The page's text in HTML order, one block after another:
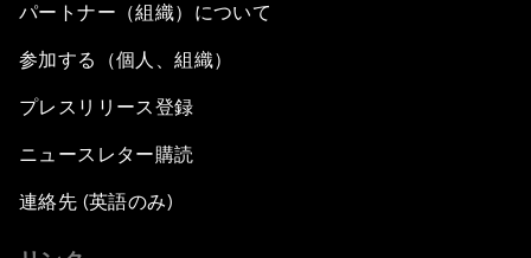
パートナー（組織）について
参加する（個人、組織）
プレスリリース登録
ニュースレター購読
連絡先 (英語のみ)